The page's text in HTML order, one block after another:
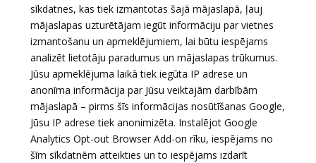
sīkdatnes, kas tiek izmantotas šajā mājaslapā, ļauj
mājaslapas uzturētājam iegūt informāciju par vietnes
izmantošanu un apmeklējumiem, lai būtu iespējams
analizēt lietotāju paradumus un mājaslapas trūkumus.
Jūsu apmeklējuma laikā tiek iegūta IP adrese un
anonīma informācija par Jūsu veiktajām darbībām
mājaslapā – pirms šīs informācijas nosūtīšanas Google,
Jūsu IP adrese tiek anonimizēta. Instalējot Google
Analytics Opt-out Browser Add-on rīku, iespējams no
šīm sīkdatnēm atteikties un to iespējams izdarīt